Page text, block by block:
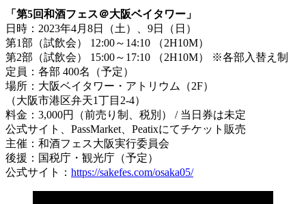
「第5回和酒フェス＠大阪ベイタワー」
日時：2023年4月8日（土）、9日（日）
第1部（試飲会） 12:00～14:10 （2H10M）
第2部（試飲会） 15:00～17:10 （2H10M） ※各部入替え制
定員：各部 400名（予定）
場所：大阪ベイタワー・アトリウム（2F）
（大阪市港区弁天1丁目2-4）
料金：3,000円（前売り制、税別） / 当日券は未定
公式サイト、PassMarket、Peatixにてチケット販売
主催：和酒フェス大阪実行委員会
後援：国税庁・観光庁（予定）
公式サイト： https://sakefes.com/osaka05/